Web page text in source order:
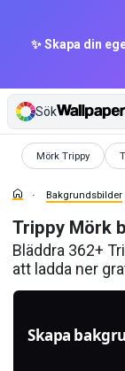
✨ Skapa din
Sök
Mörk Trippy
Bakgrundsbilder
Bakgrundsbilder
Trippy Mörk
Bläddra 362+
att ladda ner
Skapa